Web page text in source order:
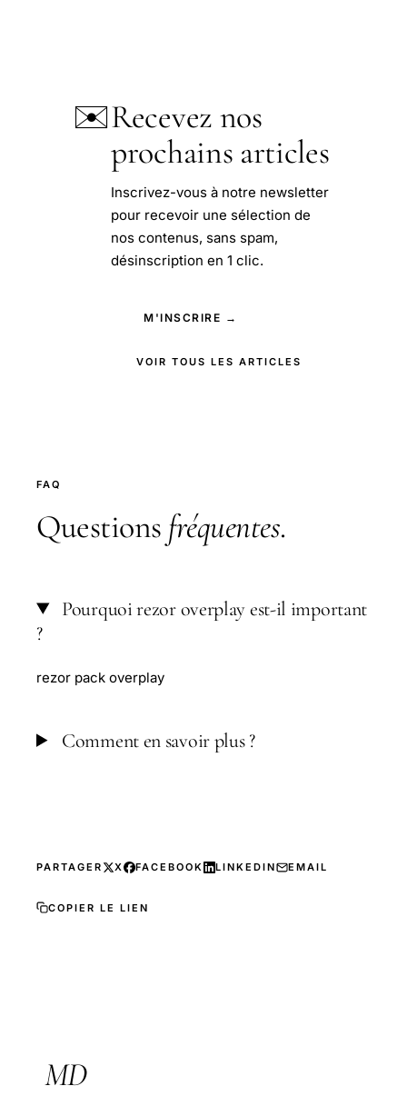
✉️Recevez nos
prochains articles
Inscrivez-vous à notre newsletter
pour recevoir une sélection de
nos contenus, sans spam,
désinscription en 1 clic.
M'INSCRIRE →
VOIR TOUS LES ARTICLES
FAQ
Questions fréquentes.
Pourquoi rezor overplay est-il important
?
rezor pack overplay
Comment en savoir plus ?
PARTAGER X FACEBOOK LINKEDIN EMAIL
COPIER LE LIEN
MD